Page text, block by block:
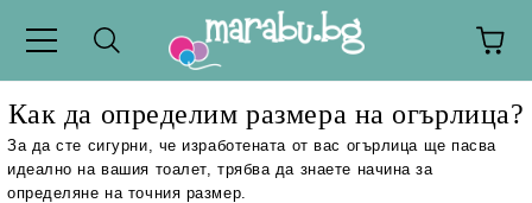
Как да определим размера на огърлица?
За да сте сигурни, че изработената от вас огърлица ще пасва
идеално на вашия тоалет, трябва да знаете начина за
определяне на точния размер.